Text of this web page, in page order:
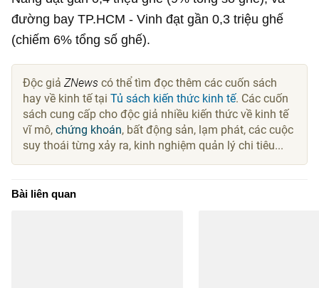
đường bay TP.HCM - Vinh đạt gần 0,3 triệu ghế
(chiếm 6% tổng số ghế).
Độc giảZNews có thể tìm đọc thêm các cuốn sách
hay về kinh tế tạiTủ sách kiến thức kinh tế. Các cuốn
sách cung cấp cho độc giả nhiều kiến thức về kinh tế
vĩ mô,chứng khoán, bất động sản, lạm phát, các cuộc
suy thoái từng xảy ra, kinh nghiệm quản lý chi tiêu...
Bài liên quan